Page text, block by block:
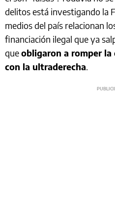
delitos está investigando la
medios del país relacionan
financiación ilegal que ya
queobligaron a romper
con la ultraderecha.